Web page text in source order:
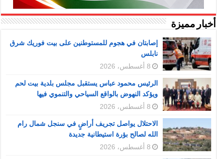
أخبار مميزة
إصابتان في هجوم للمستوطنين على بيت فوريك شرق
نابلس
8 أغسطس، 2026
الرئيس محمود عباس يستقبل مجلس بلدية بيت لحم
ويؤكد النهوض بالواقع السياحي والتنموي فيها
8 أغسطس، 2026
الاحتلال يواصل تجريف أراضٍ في سنجل شمال رام
الله لصالح بؤرة استيطانية جديدة
8 أغسطس، 2026